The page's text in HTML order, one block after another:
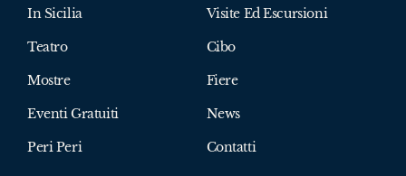
In Sicilia Visite Ed Escursioni
Teatro Cibo
Mostre Fiere
Eventi Gratuiti News
Peri Peri Contatti